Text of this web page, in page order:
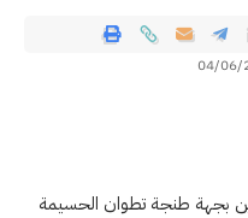
بجهة طنجة تطوان الحسيمة